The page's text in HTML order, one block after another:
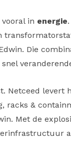
in energie
Die
Netceed levert
&
Met de